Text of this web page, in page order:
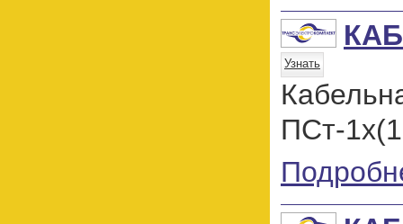
Узнать
ПСт-